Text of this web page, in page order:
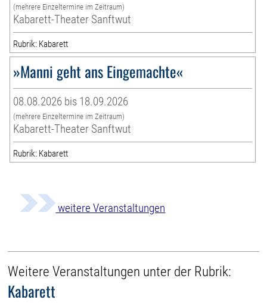
(mehrere Einzeltermine im Zeitraum)
Kabarett-Theater Sanftwut
Rubrik: Kabarett
»Manni geht ans Eingemachte«
08.08.2026 bis 18.09.2026
(mehrere Einzeltermine im Zeitraum)
Kabarett-Theater Sanftwut
Rubrik: Kabarett
weitere Veranstaltungen
Weitere Veranstaltungen unter der Rubrik:
Kabarett